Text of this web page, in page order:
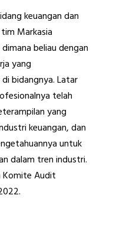
keuangan dan
Markasia
beliau dengan
yang
bidangnya. Latar
telah
yang
keuangan, dan
untuk
dalam tren industri.
Audit